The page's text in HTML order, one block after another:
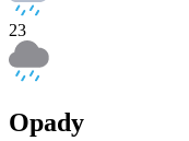
23
Opady